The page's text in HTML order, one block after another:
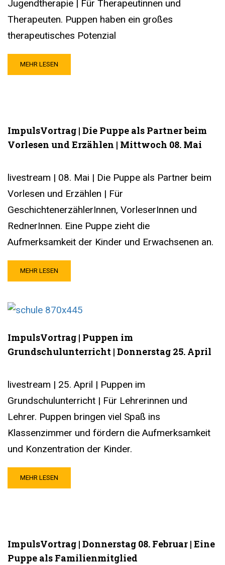
Jugendtherapie | Für Therapeutinnen und
Therapeuten. Puppen haben ein großes
therapeutisches Potenzial
MEHR LESEN
ImpulsVortrag | Die Puppe als Partner beim
Vorlesen und Erzählen | Mittwoch 08. Mai
livestream | 08. Mai | Die Puppe als Partner beim
Vorlesen und Erzählen | Für
GeschichtenerzählerInnen, VorleserInnen und
RednerInnen. Eine Puppe zieht die
Aufmerksamkeit der Kinder und Erwachsenen an.
MEHR LESEN
ImpulsVortrag | Puppen im
Grundschulunterricht | Donnerstag 25. April
livestream | 25. April | Puppen im
Grundschulunterricht | Für Lehrerinnen und
Lehrer. Puppen bringen viel Spaß ins
Klassenzimmer und fördern die Aufmerksamkeit
und Konzentration der Kinder.
MEHR LESEN
ImpulsVortrag | Donnerstag 08. Februar | Eine
Puppe als Familienmitglied